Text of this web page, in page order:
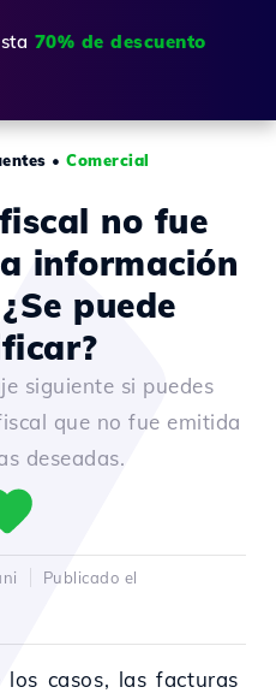
70% de descuento
• Comercial
no fue
información
puede
siguiente si puedes
que no fue emitida
deseadas.
Publicado el
casos, las facturas